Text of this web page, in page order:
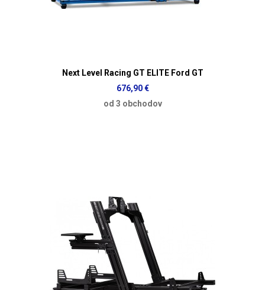
Next Level Racing GT ELITE Ford GT
676,90 €
od 3 obchodov